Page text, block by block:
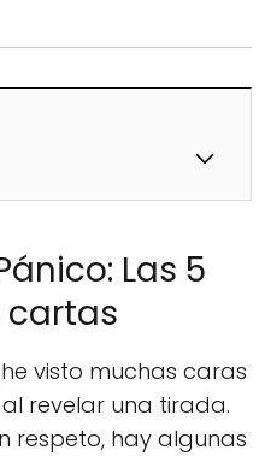
Las 5
cartas
visto muchas caras
revelar una tirada.
respeto, hay algunas